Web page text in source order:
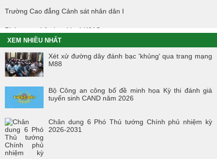
Trường Cao đẳng Cảnh sát nhân dân I
Phóng sự nhập học khoá K61S
Tổng kết hoạt động thực tế đợt I - K60S
Các sự kiện tiêu biểu của Tuổi trẻ Nhà trường năm học 2023-2024
TÔI LÀM CÔNG AN XÃ
Hoạt động thực tế chính trị của cán bộ, học viên tại Hoà Bình
Hội thi tìm hiểu, sáng kiến về phòng, chống tác hại của thuốc lá
trong tuổi trẻ Trường Cao đẳng Cảnh sát nhân dân I
Tuổi trẻ Trường Cao đẳng CSND I tích cực triển khai đề án 06 của
XEM NHIỀU NHẤT
Xét xử đường dây đánh bạc 'khủng' qua trang mạng
M88
Bộ Công an công bố đề minh họa Kỳ thi đánh giá
tuyển sinh CAND năm 2026
Chân dung 6 Phó Thủ tướng Chính phủ nhiệm kỳ
2026-2031